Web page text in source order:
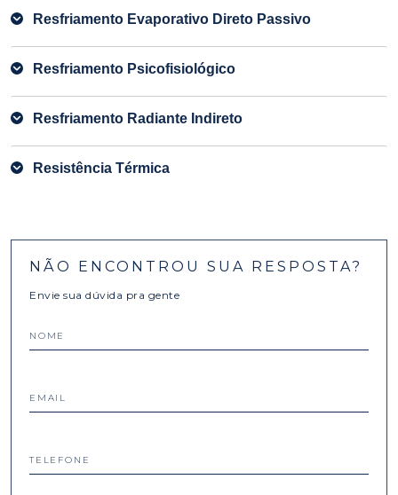
Resfriamento Evaporativo Direto Passivo
Resfriamento Psicofisiológico
Resfriamento Radiante Indireto
Resistência Térmica
NÃO ENCONTROU SUA RESPOSTA?
Envie sua dúvida pra gente
NOME
EMAIL
TELEFONE